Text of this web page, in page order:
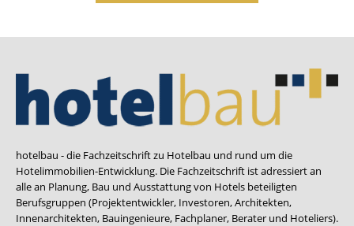
hotelbau - die Fachzeitschrift zu Hotelbau und rund um die
Hotelimmobilien-Entwicklung. Die Fachzeitschrift ist adressiert an
alle an Planung, Bau und Ausstattung von Hotels beteiligten
Berufsgruppen (Projektentwickler, Investoren, Architekten,
Innenarchitekten, Bauingenieure, Fachplaner, Berater und Hoteliers).